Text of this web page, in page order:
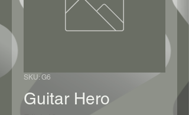
SKU: G6
Guitar Hero